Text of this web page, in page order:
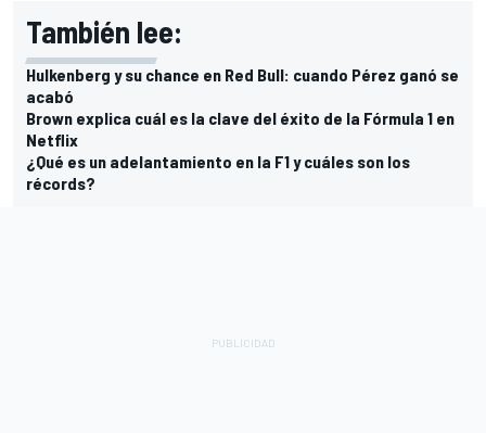
También lee:
Hulkenberg y su chance en Red Bull: cuando Pérez ganó se
acabó
Brown explica cuál es la clave del éxito de la Fórmula 1 en
Netflix
¿Qué es un adelantamiento en la F1 y cuáles son los
récords?